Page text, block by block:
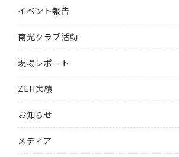
イベント報告
南光クラブ活動
現場レポート
ZEH実績
お知らせ
メディア